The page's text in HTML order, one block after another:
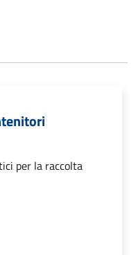
per la raccolta